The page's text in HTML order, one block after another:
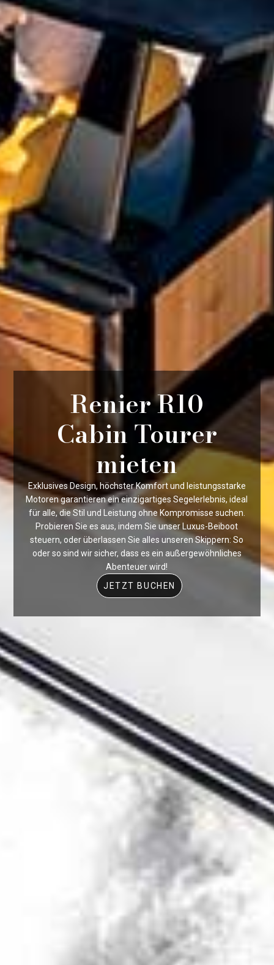
Renier R10
Cabin Tourer
mieten
Exklusives Design, höchster Komfort und leistungsstarke
Motoren garantieren ein einzigartiges Segelerlebnis, ideal
für alle, die Stil und Leistung ohne Kompromisse suchen.
Probieren Sie es aus, indem Sie unser Luxus-Beiboot
steuern, oder überlassen Sie alles unseren Skippern: So
oder so sind wir sicher, dass es ein außergewöhnliches
Abenteuer wird!
JETZT BUCHEN